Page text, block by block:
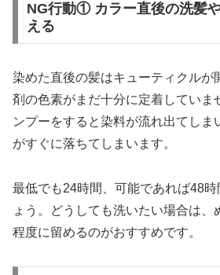
NG行動① カラー直後の洗髪
える
染めた直後の髪はキューティクルが
剤の色素がまだ十分に定着していま
ンプーをすると染料が流れ出てしま
がすぐに落ちてしまいます。
最低でも24時間、可能であれば48
ょう。どうしても洗いたい場合は、
程度に留めるのがおすすめです。